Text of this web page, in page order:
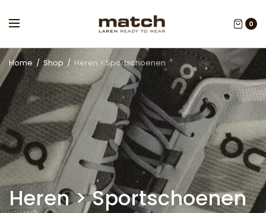
0
Home / Shop / Heren > Sportschoenen
Heren > Sportschoenen